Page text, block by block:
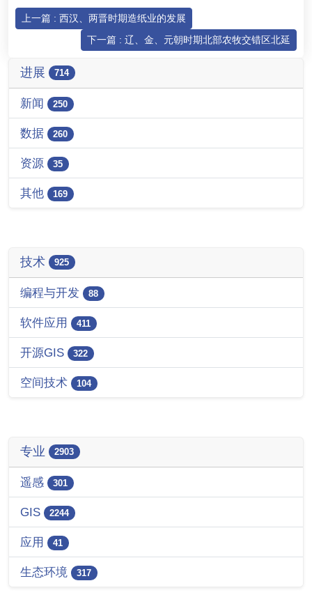
上一篇 : 西汉、两晋时期造纸业的发展
下一篇 : 辽、金、元朝时期北部农牧交错区北延
进展 714
新闻 250
数据 260
资源 35
其他 169
技术 925
编程与开发 88
软件应用 411
开源GIS 322
空间技术 104
专业 2903
遥感 301
GIS 2244
应用 41
生态环境 317